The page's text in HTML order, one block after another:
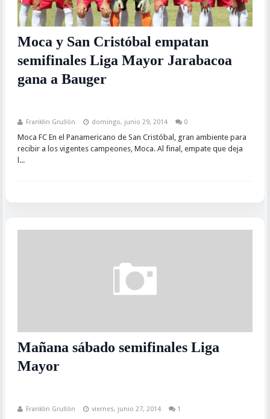
Moca y San Cristóbal empatan
semifinales Liga Mayor Jarabacoa
gana a Bauger
Franklin Grullón domingo, junio 29, 2014 0
Moca FC En el Panamericano de San Cristóbal, gran ambiente para
recibir a los vigentes campeones, Moca. Al final, empate que deja
l...
Mañana sábado semifinales Liga
Mayor
Franklin Grullón viernes, junio 27, 2014 1